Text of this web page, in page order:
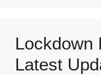
Lockdown
Latest